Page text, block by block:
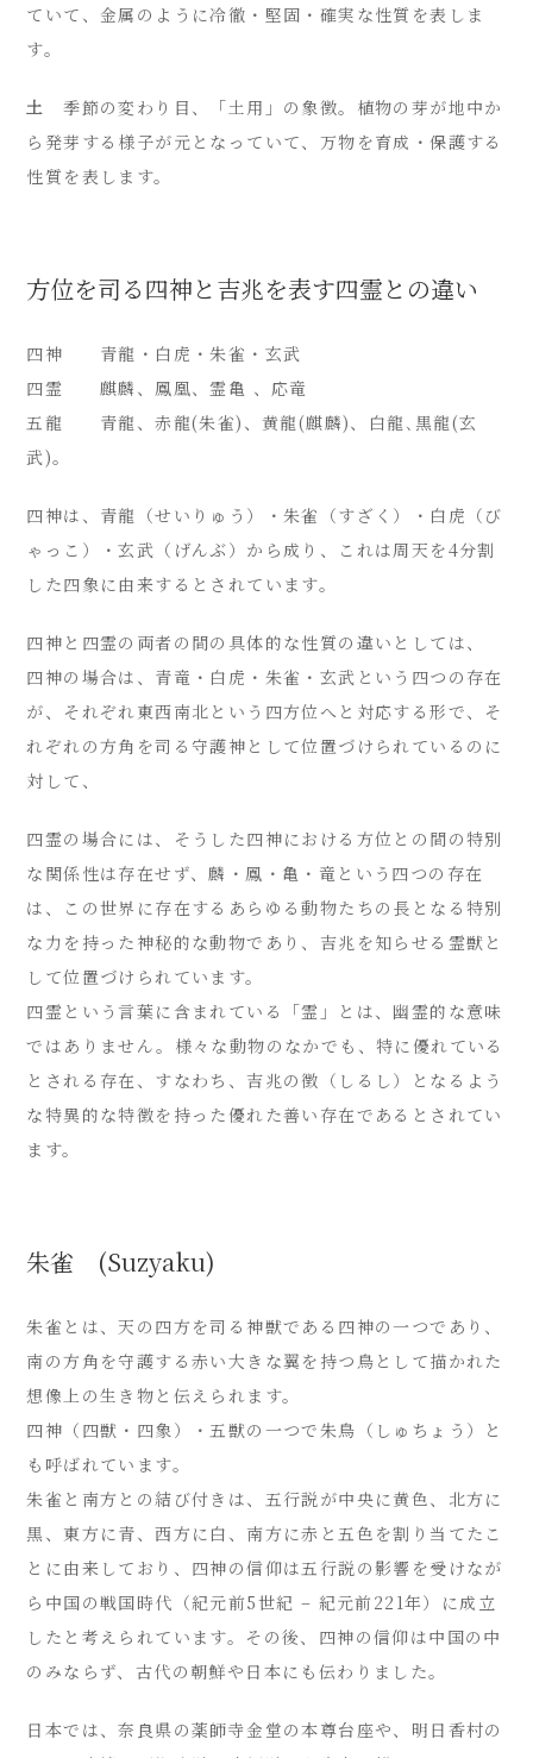
ていて、金属のように冷徹・堅固・確実な性質を表しま
す。
土 季節の変わり目、「土用」の象徴。植物の芽が地中か
ら発芽する様子が元となっていて、万物を育成・保護する
性質を表します。
方位を司る四神と吉兆を表す四霊との違い
四神 青龍・白虎・朱雀・玄武
四霊 麒麟、鳳凰、霊亀 、応竜
五龍 青龍、赤龍(朱雀)、黄龍(麒麟)、白龍､黒龍(玄
武)。
四神は、青龍（せいりゅう）・朱雀（すざく）・白虎（び
ゃっこ）・玄武（げんぶ）から成り、これは周天を4分割
した四象に由来するとされています。
四神と四霊の両者の間の具体的な性質の違いとしては、
四神の場合は、青竜・白虎・朱雀・玄武という四つの存在
が、それぞれ東西南北という四方位へと対応する形で、そ
れぞれの方角を司る守護神として位置づけられているのに
対して、
四霊の場合には、そうした四神における方位との間の特別
な関係性は存在せず、麟・鳳・亀・竜という四つの存在
は、この世界に存在するあらゆる動物たちの長となる特別
な力を持った神秘的な動物であり、吉兆を知らせる霊獣と
して位置づけられています。
四霊という言葉に含まれている「霊」とは、幽霊的な意味
ではありません。様々な動物のなかでも、特に優れている
とされる存在、すなわち、吉兆の徴（しるし）となるよう
な特異的な特徴を持った優れた善い存在であるとされてい
ます。
朱雀 (Suzyaku)
朱雀とは、天の四方を司る神獣である四神の一つであり、
南の方角を守護する赤い大きな翼を持つ鳥として描かれた
想像上の生き物と伝えられます。
四神（四獣・四象）・五獣の一つで朱鳥（しゅちょう）と
も呼ばれています。
朱雀と南方との結び付きは、五行説が中央に黄色、北方に
黒、東方に青、西方に白、南方に赤と五色を割り当てたこ
とに由来しており、四神の信仰は五行説の影響を受けなが
ら中国の戦国時代（紀元前5世紀 – 紀元前221年）に成立
したと考えられています。その後、四神の信仰は中国の中
のみならず、古代の朝鮮や日本にも伝わりました。
日本では、奈良県の薬師寺金堂の本尊台座や、明日香村の